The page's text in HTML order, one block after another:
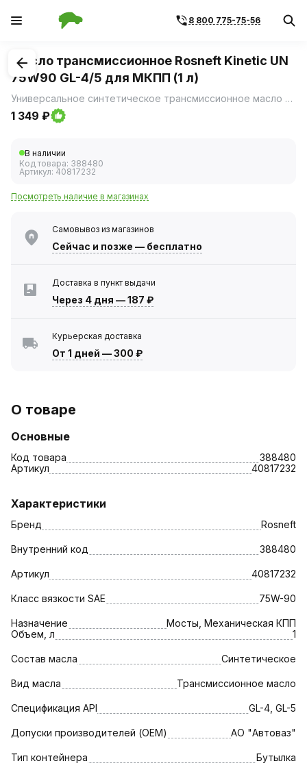
8 800 775-75-56
1/2
Масло трансмиссионное Rosneft Kinetic UN
75W90 GL-4/5 для МКПП (1 л)
Универсальное синтетическое трансмиссионное масло РОСНЕФТЬ KINETIC UN 75W90 GL-4/5 – это высокотехнологичный смазочный материал, созданный для защиты трансмиссий в экстремальных условиях эксплуатации.
1 349 ₽
В наличии
Код товара: 388480
Артикул: 40817232
Посмотреть наличие в магазинах
Самовывоз из магазинов
Сейчас и позже — бесплатно
Доставка в пункт выдачи
Через 4 дня —187 ₽
Курьерская доставка
От 1 дней —300 ₽
О товаре
Основные
Код товара
388480
Артикул
40817232
Характеристики
Бренд Rosneft
Внутренний код 388480
Артикул 40817232
Класс вязкости SAE 75W-90
Назначение
Мосты, Механическая КПП
Объем, л
1
Состав масла Синтетическое
Вид масла Трансмиссионное масло
Спецификация API GL-4, GL-5
Допуски производителей (OEM) АО "Автоваз"
Тип контейнера Бутылка